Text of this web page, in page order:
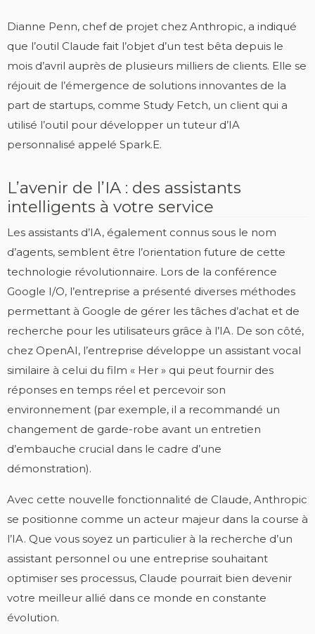
Dianne Penn, chef de projet chez Anthropic, a indiqué
que l’outil Claude fait l’objet d’un test bêta depuis le
mois d’avril auprès de plusieurs milliers de clients. Elle se
réjouit de l’émergence de solutions innovantes de la
part de startups, comme Study Fetch, un client qui a
utilisé l’outil pour développer un tuteur d’IA
personnalisé appelé Spark.E.
L’avenir de l’IA : des assistants
intelligents à votre service
Les assistants d’IA, également connus sous le nom
d’agents, semblent être l’orientation future de cette
technologie révolutionnaire. Lors de la conférence
Google I/O, l’entreprise a présenté diverses méthodes
permettant à Google de gérer les tâches d’achat et de
recherche pour les utilisateurs grâce à l’IA. De son côté,
chez OpenAI, l’entreprise développe un assistant vocal
similaire à celui du film « Her » qui peut fournir des
réponses en temps réel et percevoir son
environnement (par exemple, il a recommandé un
changement de garde-robe avant un entretien
d’embauche crucial dans le cadre d’une
démonstration).
Avec cette nouvelle fonctionnalité de Claude, Anthropic
se positionne comme un acteur majeur dans la course à
l’IA. Que vous soyez un particulier à la recherche d’un
assistant personnel ou une entreprise souhaitant
optimiser ses processus, Claude pourrait bien devenir
votre meilleur allié dans ce monde en constante
évolution.